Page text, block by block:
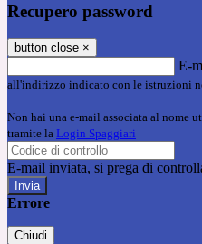
Recupero password
button close ×
E-
all'indirizzo indicato con le istruzioni
Non hai una e-mail associata al nome
tramite la Login Spaggiari
E-mail inviata, si prega di
Errore
Chiudi